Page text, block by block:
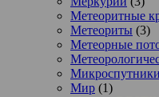
Метеоритные
Метеориты (3)
Метеорные
Микроспутники
Мир (1)